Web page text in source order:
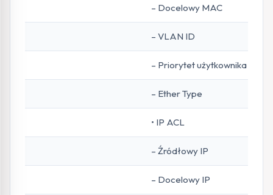
– Docelowy MAC
– VLAN ID
– Priorytet użytkownika
– Ether Type
• IP ACL
– Źródłowy IP
– Docelowy IP